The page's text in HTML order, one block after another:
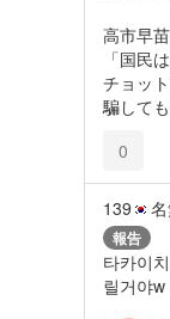
高市早苗
「国民
チョッ
騙して
0
139
報告
타카이
릴거야w